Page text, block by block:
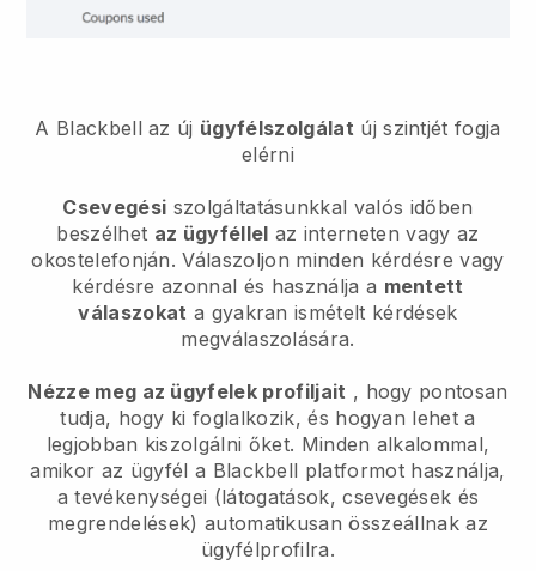
A Blackbell az új ügyfélszolgálat új szintjét fogja
elérni
Csevegési szolgáltatásunkkal valós időben
beszélhet az ügyféllel az interneten vagy az
okostelefonján. Válaszoljon minden kérdésre vagy
kérdésre azonnal és használja a mentett
válaszokat a gyakran ismételt kérdések
megválaszolására.
Nézze meg az ügyfelek profiljait , hogy pontosan
tudja, hogy ki foglalkozik, és hogyan lehet a
legjobban kiszolgálni őket. Minden alkalommal,
amikor az ügyfél a Blackbell platformot használja,
a tevékenységei (látogatások, csevegések és
megrendelések) automatikusan összeállnak az
ügyfélprofilra.